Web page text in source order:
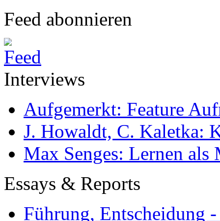
Feed abonnieren
Interviews
Aufgemerkt: Feature
J. Howaldt, C. Kaletka:
Max Senges: Lernen als
Essays & Reports
Führung, Entscheidung